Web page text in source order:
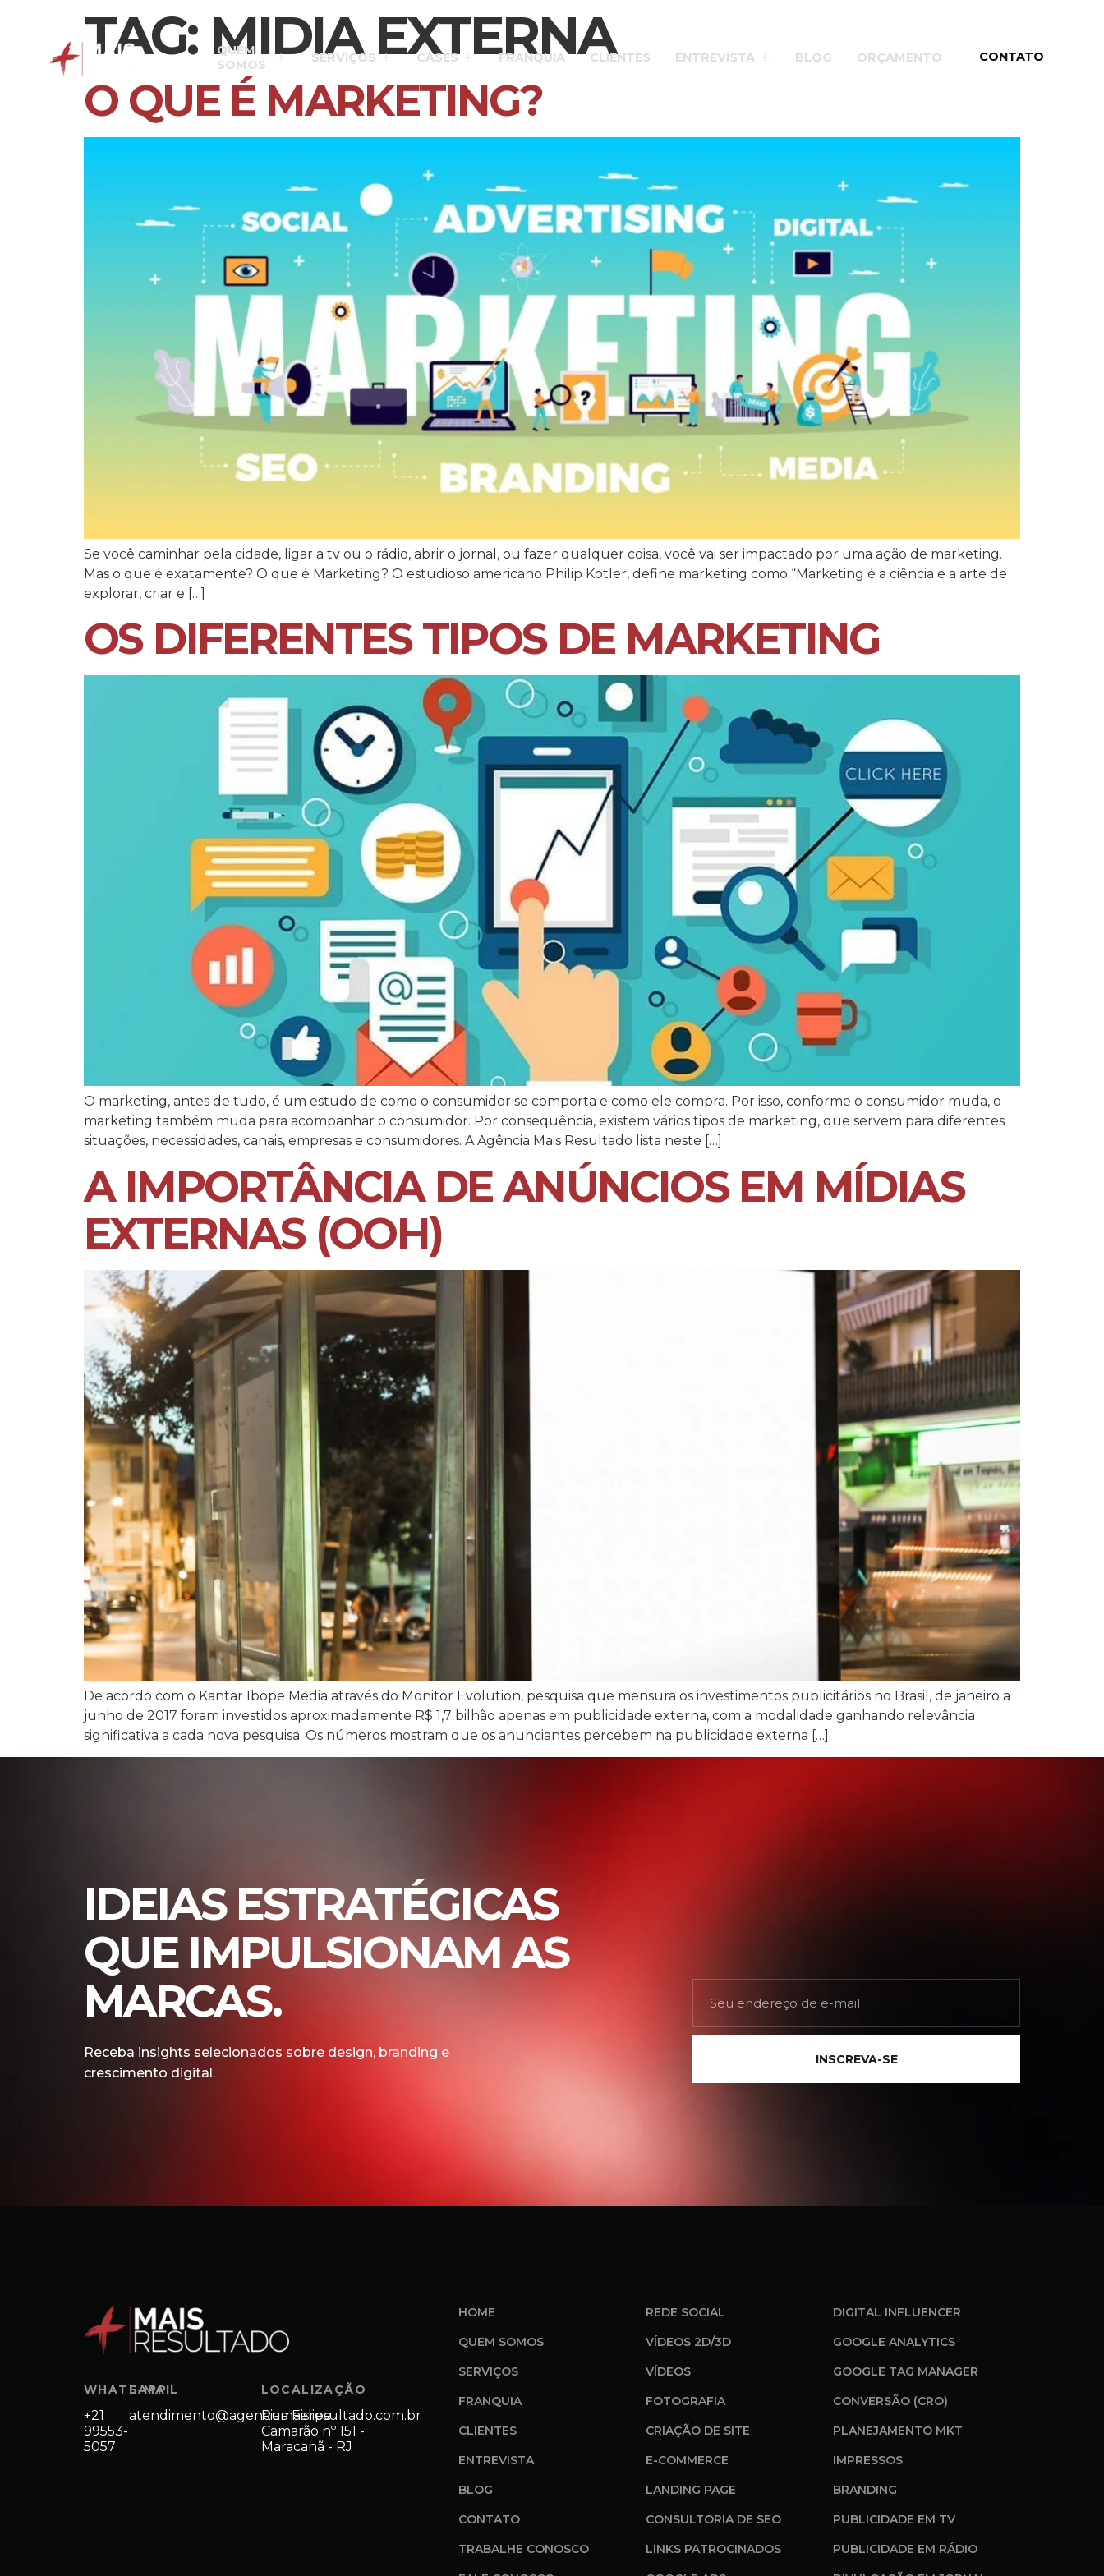
QUEM
SOMOS
SERVIÇOS CASES FRANQUIA CLIENTES ENTREVISTA BLOG ORÇAMENTO CONTATO
TAG: MIDIA EXTERNA
O QUE É MARKETING?
Se você caminhar pela cidade, ligar a tv ou o rádio, abrir o jornal, ou fazer qualquer coisa, você vai ser impactado por uma ação de marketing.
Mas o que é exatamente? O que é Marketing? O estudioso americano Philip Kotler, define marketing como “Marketing é a ciência e a arte de
explorar, criar e […]
OS DIFERENTES TIPOS DE MARKETING
O marketing, antes de tudo, é um estudo de como o consumidor se comporta e como ele compra. Por isso, conforme o consumidor muda, o
marketing também muda para acompanhar o consumidor. Por consequência, existem vários tipos de marketing, que servem para diferentes
situações, necessidades, canais, empresas e consumidores. A Agência Mais Resultado lista neste […]
A IMPORTÂNCIA DE ANÚNCIOS EM MÍDIAS
EXTERNAS (OOH)
De acordo com o Kantar Ibope Media através do Monitor Evolution, pesquisa que mensura os investimentos publicitários no Brasil, de janeiro a
junho de 2017 foram investidos aproximadamente R$ 1,7 bilhão apenas em publicidade externa, com a modalidade ganhando relevância
significativa a cada nova pesquisa. Os números mostram que os anunciantes percebem na publicidade externa […]
IDEIAS ESTRATÉGICAS
QUE IMPULSIONAM AS
MARCAS.
Receba insights selecionados sobre design, branding e
crescimento digital.
INSCREVA-SE
WHATSAPP
+21
99553-
5057
E-MAIL
atendimento@agenciamaisresultado.com.br
LOCALIZAÇÃO
Rua Felipe
Camarão nº 151 -
Maracanã - RJ
HOME
QUEM SOMOS
SERVIÇOS
FRANQUIA
CLIENTES
ENTREVISTA
BLOG
CONTATO
TRABALHE CONOSCO
REDE SOCIAL
VÍDEOS 2D/3D
VÍDEOS
FOTOGRAFIA
CRIAÇÃO DE SITE
E-COMMERCE
LANDING PAGE
CONSULTORIA DE SEO
LINKS PATROCINADOS
DIGITAL INFLUENCER
GOOGLE ANALYTICS
GOOGLE TAG MANAGER
CONVERSÃO (CRO)
PLANEJAMENTO MKT
IMPRESSOS
BRANDING
PUBLICIDADE EM TV
PUBLICIDADE EM RÁDIO